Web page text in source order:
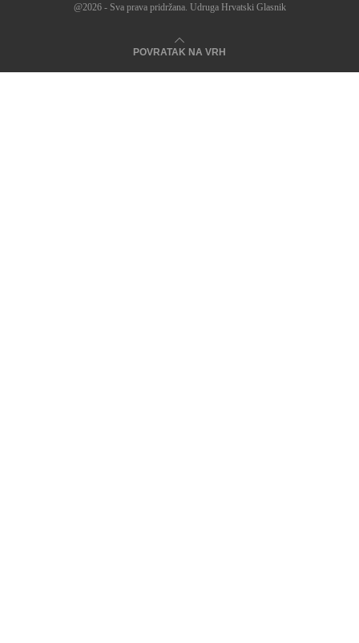
@2026 - Sva prava pridržana. Udruga Hrvatski Glasnik
POVRATAK NA VRH